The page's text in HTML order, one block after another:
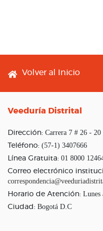
Footer menu
Volver al Inicio
Veeduría Distrital
Dirección: Carrera 7 # 26 -
Teléfono: (57-1) 3407666
Línea Gratuita: 01 8000
Correo electrónico
Horario de Atención: Lunes
Ciudad: Bogotá D.C